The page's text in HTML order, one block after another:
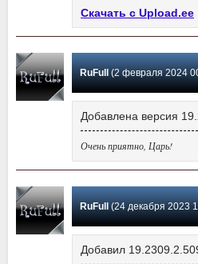
Скачать с Upload.ee
RuFull (2 февраля 2024 00:42)
Добавлена версия
Очень приятно, Царь!
RuFull (24 декабря 2023 16:11)
Добавил